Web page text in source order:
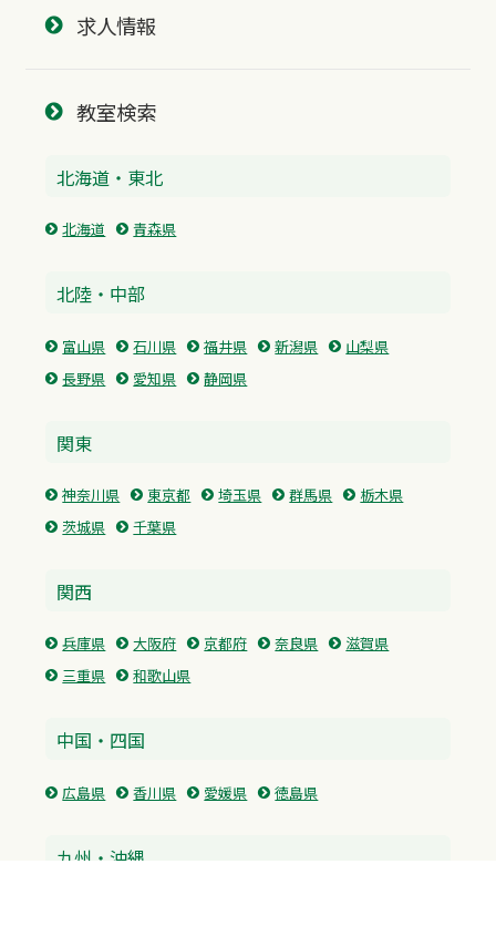
求人情報
教室検索
北海道・東北
北海道 青森県
北陸・中部
富山県 石川県 福井県 新潟県
山梨県
長野県
愛知県 静岡県
関東
神奈川県 東京都 埼玉県 群馬県
栃木県
茨城県
千葉県
関西
兵庫県 大阪府 京都府 奈良県
滋賀県
三重県
和歌山県
中国・四国
広島県 香川県 愛媛県 徳島県
九州・沖縄